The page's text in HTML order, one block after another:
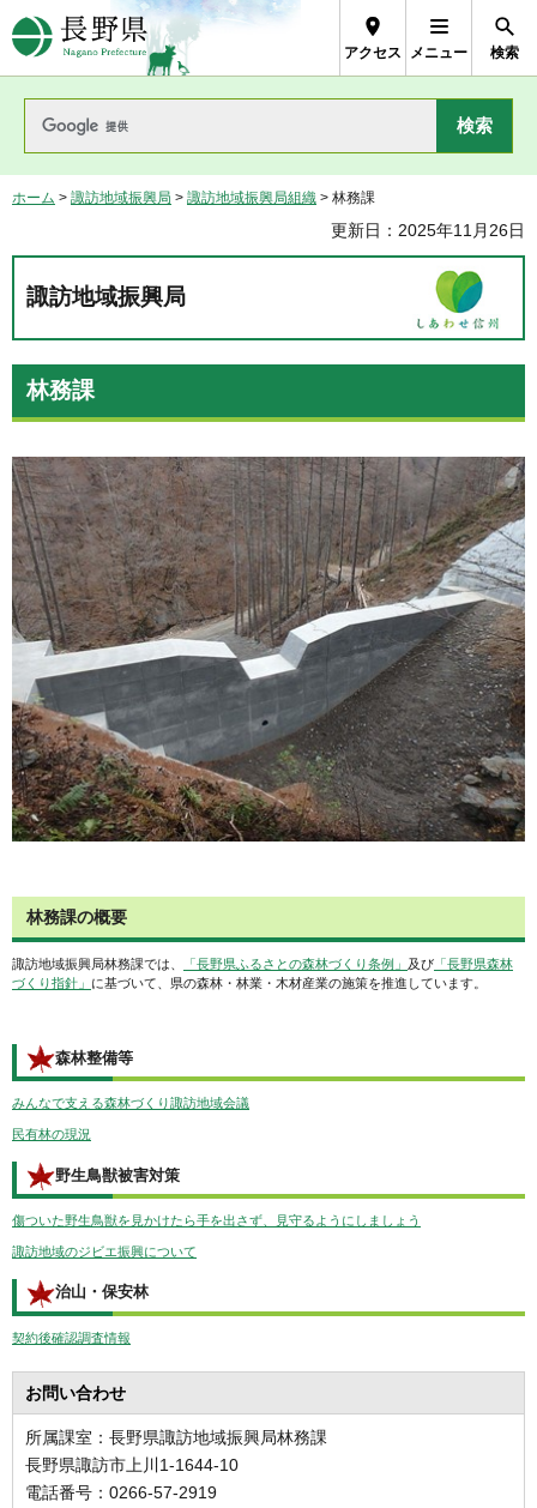
長野県Nagano Prefecture
アクセス メニュー 検索
ホーム > 諏訪地域振興局 > 諏訪地域振興局組織 > 林務課
更新日：2025年11月26日
諏訪地域振興局
林務課
林務課の概要
諏訪地域振興局林務課では、 「長野県ふるさとの森林づくり条例」 及び 「長野県森林
づくり指針」 に基づいて、県の森林・林業・木材産業の施策を推進しています。
森林整備等
みんなで支える森林づくり諏訪地域会議
民有林の現況
野生鳥獣被害対策
傷ついた野生鳥獣を見かけたら手を出さず、見守るようにしましょう
諏訪地域のジビエ振興について
治山・保安林
契約後確認調査情報
お問い合わせ
所属課室：長野県諏訪地域振興局林務課
長野県諏訪市上川1-1644-10
電話番号：0266-57-2919